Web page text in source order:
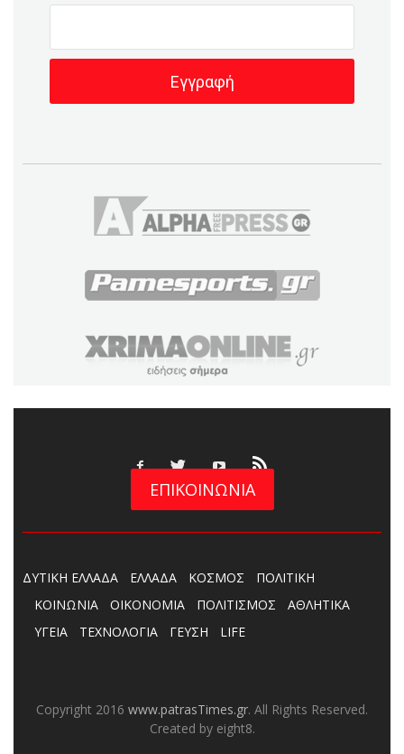
ΕΠΙΚΟΙΝΩΝΙΑ
ΔΥΤΙΚΗ ΕΛΛΑΔΑ ΕΛΛΑΔΑ ΚΟΣΜΟΣ
ΠΟΛΙΤΙΚΗ
ΚΟΙΝΩΝΙΑ
ΟΙΚΟΝΟΜΙΑ ΠΟΛΙΤΙΣΜΟΣ
ΑΘΛΗΤΙΚΑ
ΥΓΕΙΑ
ΤΕΧΝΟΛΟΓΙΑ ΓΕΥΣΗ LIFE
Copyright 2016 www.patrasTimes.gr. All Rights Reserved.
Created by eight8.